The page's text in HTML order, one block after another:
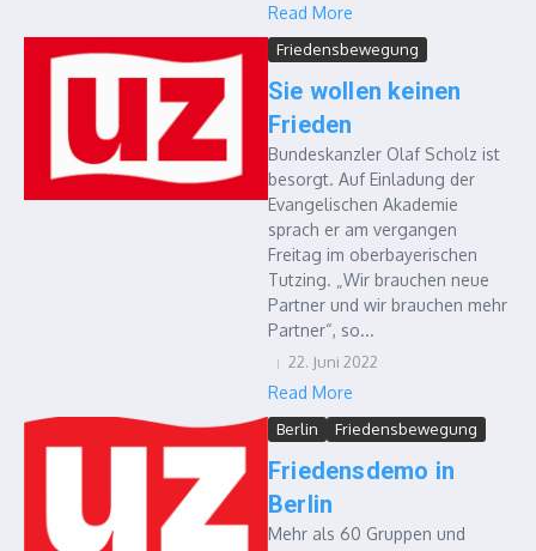
Read More
Friedensbewegung
Sie wollen keinen
Frieden
Bundeskanzler Olaf Scholz ist
besorgt. Auf Einladung der
Evangelischen Akademie
sprach er am vergangen
Freitag im oberbayerischen
Tutzing. „Wir brauchen neue
Partner und wir brauchen mehr
Partner“, so...
22. Juni 2022
Read More
Berlin Friedensbewegung
Friedensdemo in
Berlin
Mehr als 60 Gruppen und